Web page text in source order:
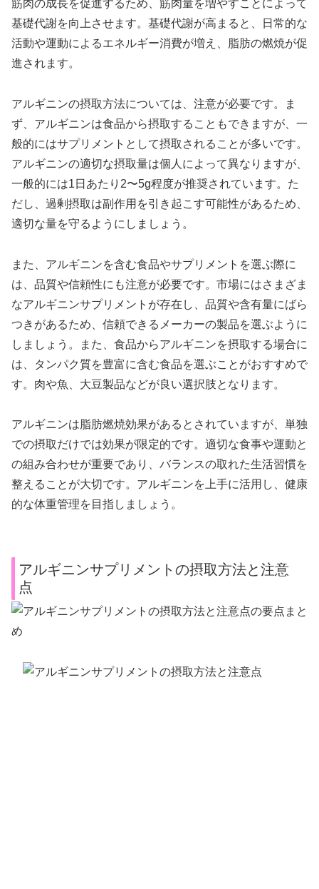
筋肉の成長を促進するため、筋肉量を増やすことによって
基礎代謝を向上させます。基礎代謝が高まると、日常的な
活動や運動によるエネルギー消費が増え、脂肪の燃焼が促
進されます。
アルギニンの摂取方法については、注意が必要です。ま
ず、アルギニンは食品から摂取することもできますが、一
般的にはサプリメントとして摂取されることが多いです。
アルギニンの適切な摂取量は個人によって異なりますが、
一般的には1日あたり2〜5g程度が推奨されています。た
だし、過剰摂取は副作用を引き起こす可能性があるため、
適切な量を守るようにしましょう。
また、アルギニンを含む食品やサプリメントを選ぶ際に
は、品質や信頼性にも注意が必要です。市場にはさまざま
なアルギニンサプリメントが存在し、品質や含有量にばら
つきがあるため、信頼できるメーカーの製品を選ぶように
しましょう。また、食品からアルギニンを摂取する場合に
は、タンパク質を豊富に含む食品を選ぶことがおすすめで
す。肉や魚、大豆製品などが良い選択肢となります。
アルギニンは脂肪燃焼効果があるとされていますが、単独
での摂取だけでは効果が限定的です。適切な食事や運動と
の組み合わせが重要であり、バランスの取れた生活習慣を
整えることが大切です。アルギニンを上手に活用し、健康
的な体重管理を目指しましょう。
アルギニンサプリメントの摂取方法と注意
点